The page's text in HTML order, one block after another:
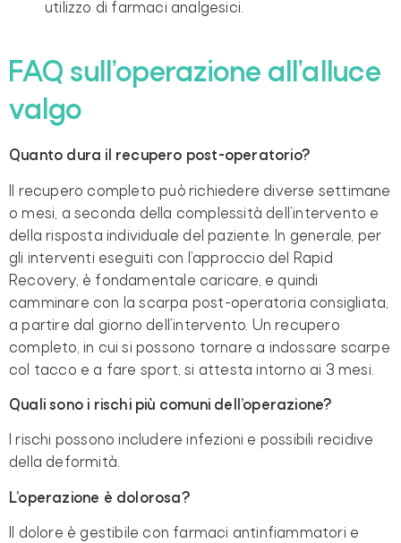
utilizzo di farmaci analgesici.
FAQ sull’operazione all’alluce
valgo
Quanto dura il recupero post-operatorio?
Il recupero completo può richiedere diverse settimane
o mesi, a seconda della complessità dell’intervento e
della risposta individuale del paziente. In generale, per
gli interventi eseguiti con l’approccio del Rapid
Recovery, è fondamentale caricare, e quindi
camminare con la scarpa post-operatoria consigliata,
a partire dal giorno dell’intervento. Un recupero
completo, in cui si possono tornare a indossare scarpe
col tacco e a fare sport, si attesta intorno ai 3 mesi.
Quali sono i rischi più comuni dell’operazione?
I rischi possono includere infezioni e possibili recidive
della deformità.
L’operazione è dolorosa?
Il dolore è gestibile con farmaci antinfiammatori e